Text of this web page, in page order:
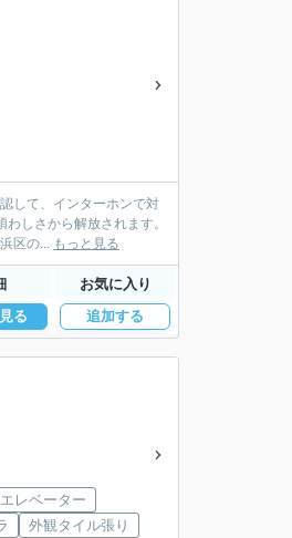
して、インターホンで対
しさから解放されます。
区の... もっと見る
お気に入り
る 追加する
エレベーター
外観タイル張り